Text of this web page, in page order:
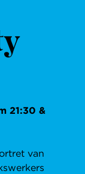
21:30 &
van